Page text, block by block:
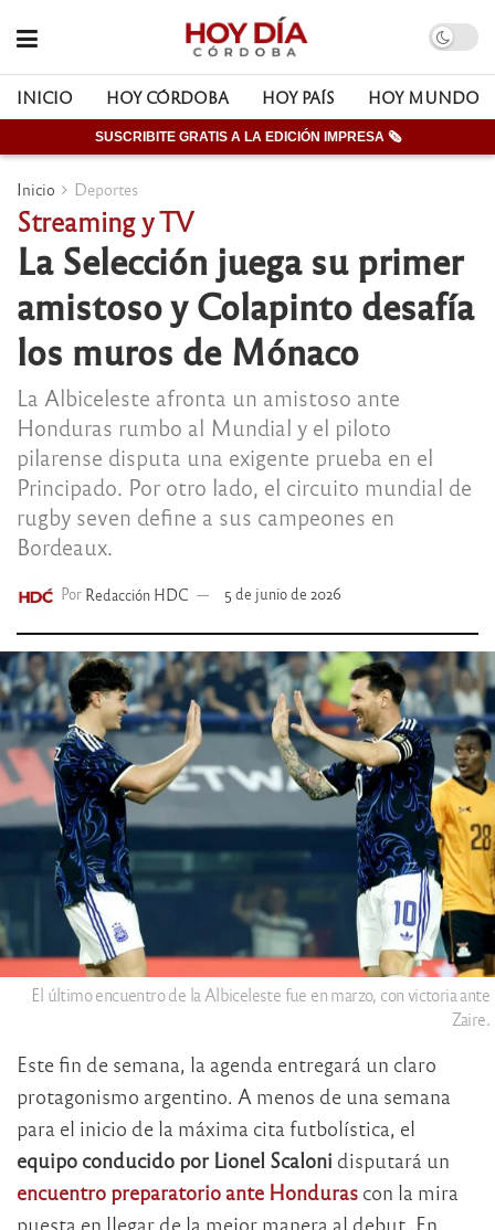
INICIO HOY CÓRDOBA HOY PAÍS HOY MUNDO
SUSCRIBITE GRATIS A LA EDICIÓN IMPRESA 🗞
Inicio Deportes
Streaming y TV
La Selección juega su primer
amistoso y Colapinto desafía
los muros de Mónaco
La Albiceleste afronta un amistoso ante
Honduras rumbo al Mundial y el piloto
pilarense disputa una exigente prueba en el
Principado. Por otro lado, el circuito mundial de
rugby seven define a sus campeones en
Bordeaux.
Por Redacción HDC 5 de junio de 2026
El último encuentro de la Albiceleste fue en marzo, con victoria ante
Zaire.
Este fin de semana, la agenda entregará un claro
protagonismo argentino. A menos de una semana
para el inicio de la máxima cita futbolística, el
equipo conducido por Lionel Scaloni disputará un
encuentro preparatorio ante Honduras con la mira
puesta en llegar de la mejor manera al debut. En